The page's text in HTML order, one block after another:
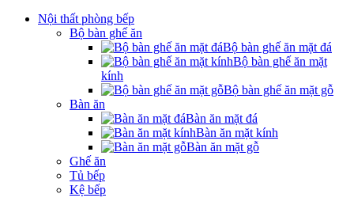
Nội thất phòng bếp
Bộ bàn ghế ăn
Bộ bàn ghế ăn mặt đá
Bộ bàn ghế ăn mặt
kính
Bộ bàn ghế ăn mặt gỗ
Bàn ăn
Bàn ăn mặt đá
Bàn ăn mặt kính
Bàn ăn mặt gỗ
Ghế ăn
Tủ bếp
Kệ bếp